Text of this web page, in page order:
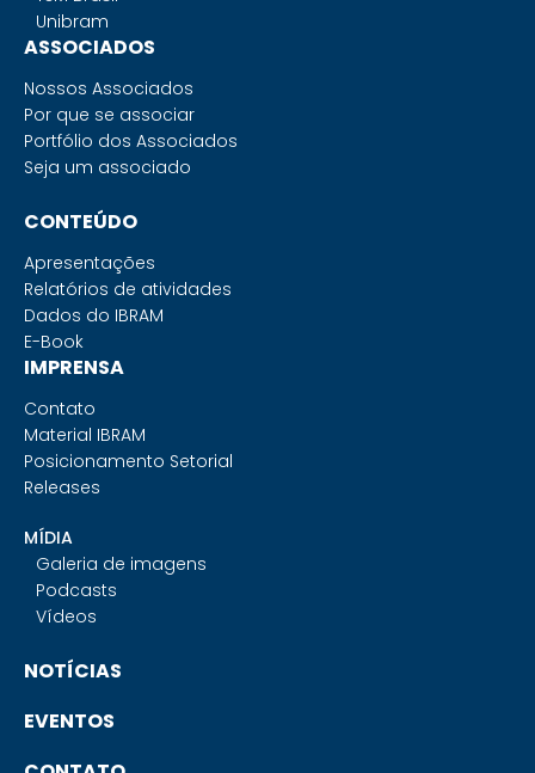
Unibram
ASSOCIADOS
Nossos Associados
Por que se associar
Portfólio dos Associados
Seja um associado
CONTEÚDO
Apresentações
Relatórios de atividades
Dados do IBRAM
E-Book
IMPRENSA
Contato
Material IBRAM
Posicionamento Setorial
Releases
MÍDIA
Galeria de imagens
Podcasts
Vídeos
NOTÍCIAS
EVENTOS